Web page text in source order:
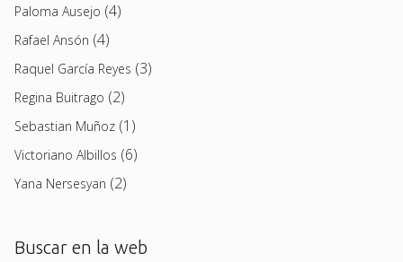
Paloma Ausejo (4)
Rafael Ansón (4)
Raquel García Reyes (3)
Regina Buitrago (2)
Sebastian Muñoz (1)
Victoriano Albillos (6)
Yana Nersesyan (2)
Buscar en la web